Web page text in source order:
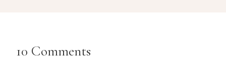
10 Comments